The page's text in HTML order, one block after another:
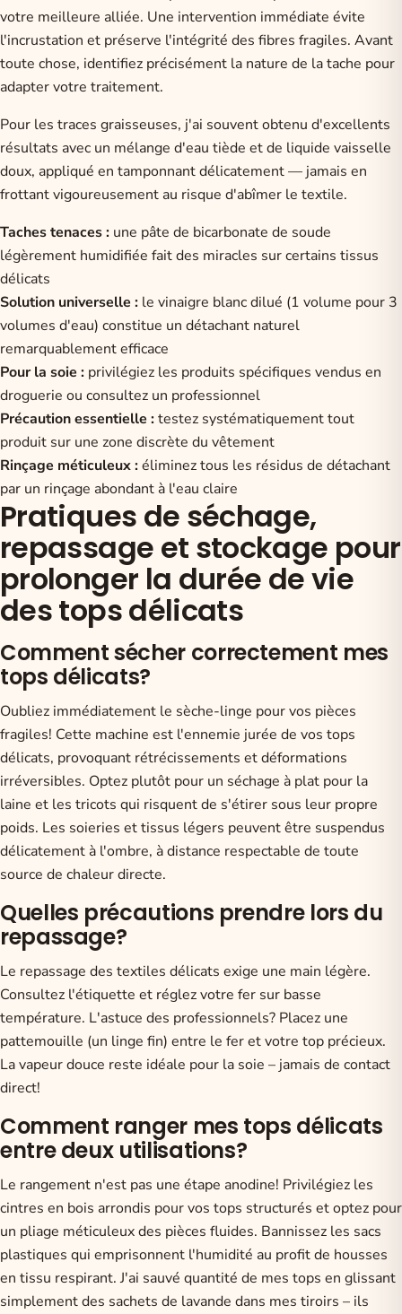
votre meilleure alliée. Une intervention immédiate évite
l'incrustation et préserve l'intégrité des fibres fragiles. Avant
toute chose, identifiez précisément la nature de la tache pour
adapter votre traitement.
Pour les traces graisseuses, j'ai souvent obtenu d'excellents
résultats avec un mélange d'eau tiède et de liquide vaisselle
doux, appliqué en tamponnant délicatement — jamais en
frottant vigoureusement au risque d'abîmer le textile.
Taches tenaces : une pâte de bicarbonate de soude
légèrement humidifiée fait des miracles sur certains tissus
délicats
Solution universelle : le vinaigre blanc dilué (1 volume pour 3
volumes d'eau) constitue un détachant naturel
remarquablement efficace
Pour la soie : privilégiez les produits spécifiques vendus en
droguerie ou consultez un professionnel
Précaution essentielle :testez systématiquement tout
produit sur une zone discrète du vêtement
Rinçage méticuleux :éliminez tous les résidus de détachant
par un rinçage abondant à l'eau claire
Pratiques de séchage,
repassage et stockage pour
prolonger la durée de vie
des tops délicats
Comment sécher correctement mes
tops délicats?
Oubliez immédiatement le sèche-linge pour vos pièces
fragiles! Cette machine est l'ennemie jurée de vos tops
délicats, provoquant rétrécissements et déformations
irréversibles. Optez plutôt pour un séchage à plat pour la
laine et les tricots qui risquent de s'étirer sous leur propre
poids. Les soieries et tissus légers peuvent être suspendus
délicatement à l'ombre, à distance respectable de toute
source de chaleur directe.
Quelles précautions prendre lors du
repassage?
Le repassage des textiles délicats exige une main légère.
Consultez l'étiquette et réglez votre fer sur basse
température. L'astuce des professionnels? Placez une
pattemouille (un linge fin) entre le fer et votre top précieux.
La vapeur douce reste idéale pour la soie – jamais de contact
direct!
Comment ranger mes tops délicats
entre deux utilisations?
Le rangement n'est pas une étape anodine! Privilégiez les
cintres en bois arrondis pour vos tops structurés et optez pour
un pliage méticuleux des pièces fluides. Bannissez les sacs
plastiques qui emprisonnent l'humidité au profit de housses
en tissu respirant. J'ai sauvé quantité de mes tops en glissant
simplement des sachets de lavande dans mes tiroirs – ils